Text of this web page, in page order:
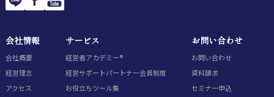
会社情報
会社概要
経営理念
アクセス
サービス
経営者アカデミー®
経営サポートパートナー会員制度
お役立ちツール集
お問い合わせ
お問い合わせ
資料請求
セミナー申込